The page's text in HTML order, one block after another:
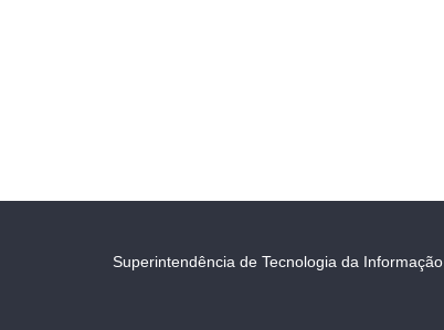
Superintendência de Tecnologia da Informação